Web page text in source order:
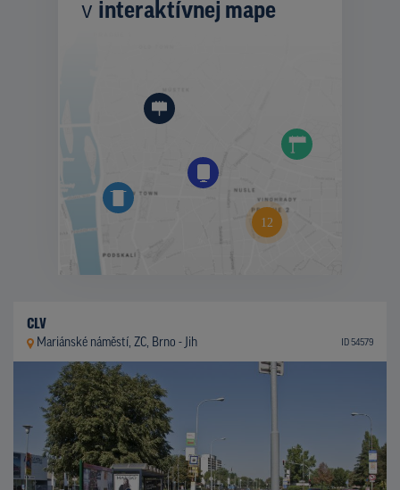
v interaktívnej mape
CLV
Mariánské náměstí, ZC, Brno - Jih ID 54579